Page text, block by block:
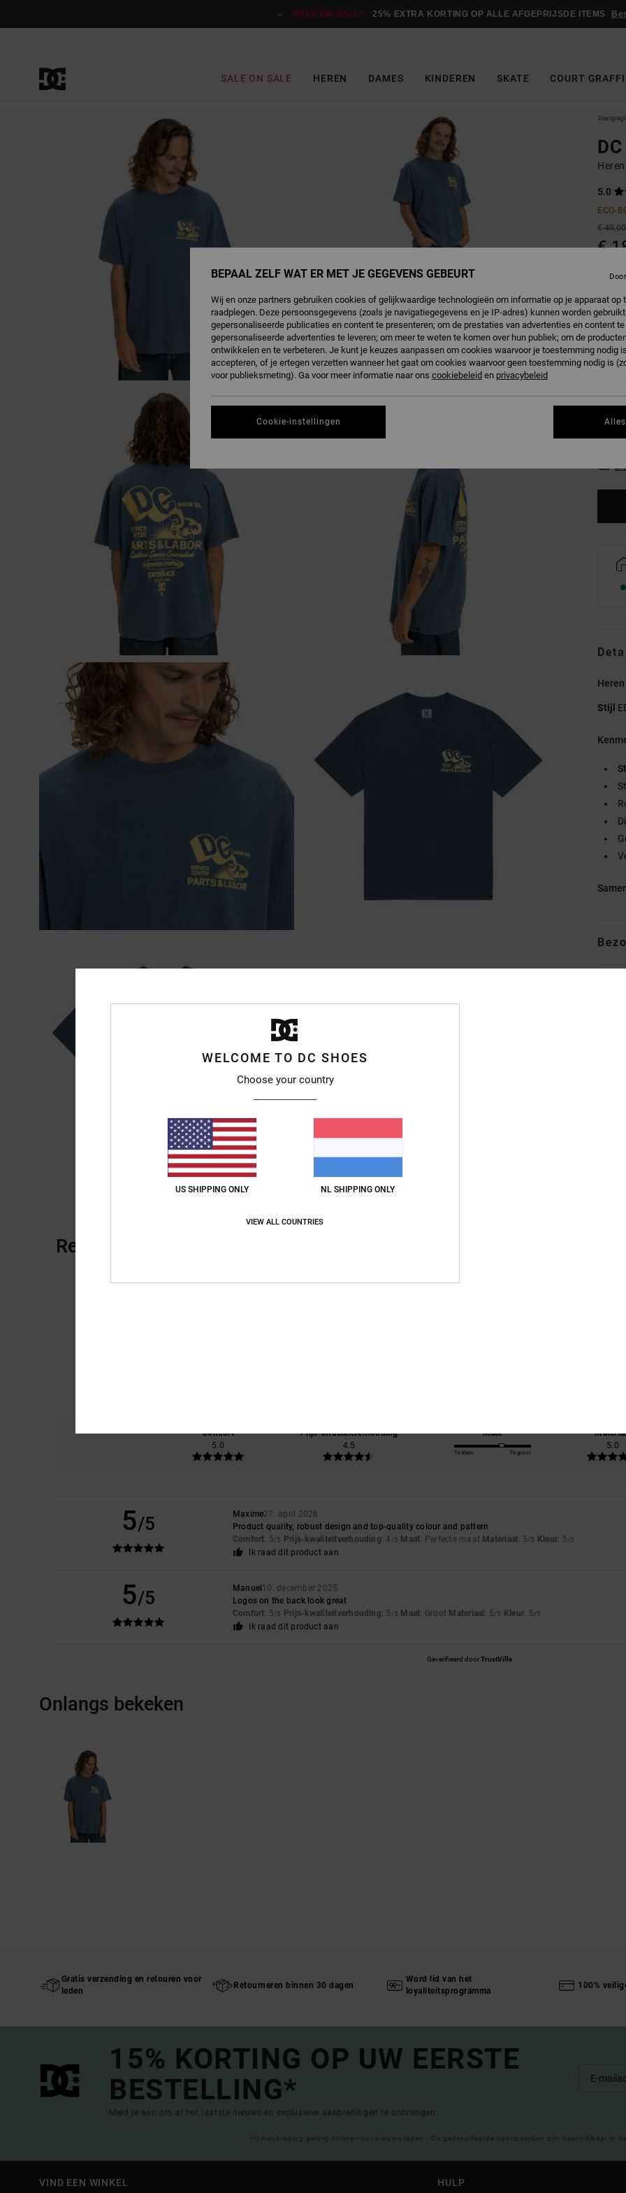
SALE ON SALE*: 25% EXTRA KORTING OP ALLE AFGEPRIJSDE ITEMS
SALE ON SALE HEREN DAMES KINDEREN SKATE COURT
5.0
ECO-
€ 40,00
€
Kleur
Stijl
Reviews van klanten
Comfort
5.0
Prijs-kwaliteitverhouding
4.5
Maat
Te klein Te groot
5.0
5/5 Maxime27. april 2026
Product quality, robust design and top-quality colour and pattern
Comfort: 5/5 Prijs-kwaliteitverhouding: 4 /5 Maat: Perfecte maat Materiaal : 5/5 Kleur: 5/5
Ik raad dit product aan
5/5 Manuel 10. december 2025
Logos on the back look great
Comfort: 5/5 Prijs-kwaliteitverhouding: 5 /5 Maat: Groot Materiaal : 5/5 Kleur: 5/5
Ik raad dit product aan
Geverifieerd doorTrustVille
Onlangs bekeken
Gratis verzending en retouren voor
leden
Retourneren binnen 30 dagen
Word lid van het
loyaliteitsprogramma
100%
15% KORTING OP UW EERSTE
BESTELLING*
Meld je aan om al het laatste nieuws en exclusieve aanbiedingen te ontvangen.
(*) Aanbieding geldig online voor nieuwe leden - De gedetailleerde voorwaarden zijn beschikbaar in
VIND EEN WINKEL HULP
WELCOME TO DC SHOES
Choose your country
US SHIPPING ONLY NL SHIPPING ONLY
VIEW ALL COUNTRIES
BEPAAL ZELF WAT ER MET JE GEGEVENS GEBEURT
Wij en onze partners gebruiken cookies of gelijkwaardige technologieën om informatie op je apparaat op
raadplegen. Deze persoonsgegevens (zoals je navigatiegegevens en je IP-adres) kunnen worden
gepersonaliseerde publicaties en content te presenteren; om de prestaties van advertenties en content
gepersonaliseerde advertenties te leveren; om meer te weten te komen over hun publiek; om de
ontwikkelen en te verbeteren. Je kunt je keuzes aanpassen om cookies waarvoor je toestemming nodig
accepteren, of je ertegen verzetten wanneer het gaat om cookies waarvoor geen toestemming nodig is
voor publieksmeting). Ga voor meer informatie naar ons cookiebeleid en privacybeleid
Cookie-instellingen